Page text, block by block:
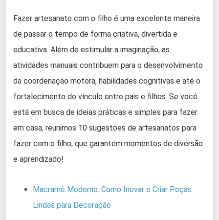
Fazer artesanato com o filho é uma excelente maneira
de passar o tempo de forma criativa, divertida e
educativa. Além de estimular a imaginação, as
atividades manuais contribuem para o desenvolvimento
da coordenação motora, habilidades cognitivas e até o
fortalecimento do vínculo entre pais e filhos. Se você
está em busca de ideias práticas e simples para fazer
em casa, reunimos 10 sugestões de artesanatos para
fazer com o filho, que garantem momentos de diversão
e aprendizado!
Macramê Moderno: Como Inovar e Criar Peças
Lindas para Decoração